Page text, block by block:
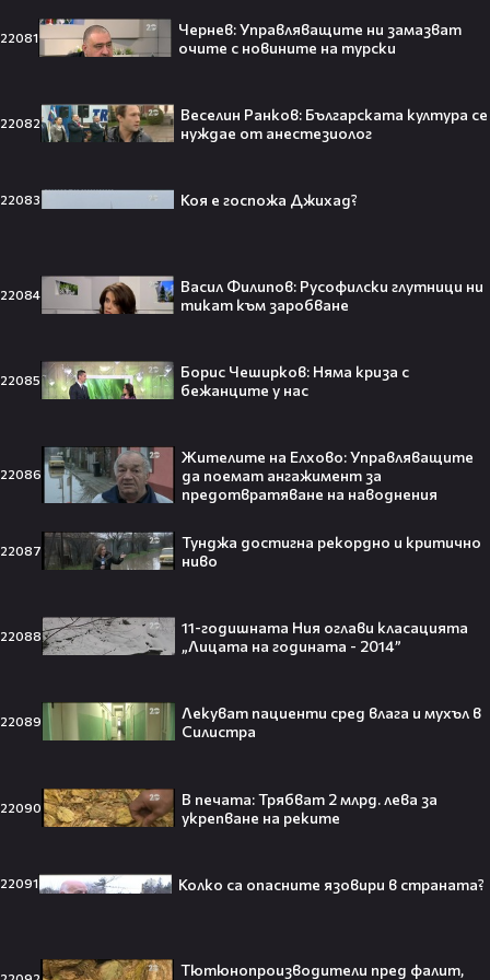
22081
Чернев: Управляващите ни замазват
очите с новините на турски
22082
Веселин Ранков: Българската култура се
нуждае от анестезиолог
22083 Коя е госпожа Джихад?
22084
Васил Филипов: Русофилски глутници ни
тикат към заробване
22085
Борис Чеширков: Няма криза с
бежанците у нас
22086
Жителите на Елхово: Управляващите
да поемат ангажимент за
предотвратяване на наводнения
22087
Тунджа достигна рекордно и критично
ниво
22088
11-годишната Ния оглави класацията
„Лицата на годината - 2014”
22089
Лекуват пациенти сред влага и мухъл в
Силистра
22090
В печата: Трябват 2 млрд. лева за
укрепване на реките
22091 Колко са опасните язовири в страната?
Тютюнопроизводители пред фалит,
Кой съсипа Фантастичната
🎬👀💥
Селена Гомес празнува рождения
Джон Сина сподели 4 неща, които
могат да съсипят всяко GenZ:
притежават технология за
телепортация!"😯💥
Младата звезда от „Годзила
срещу Конг“ си отиде на 18🕊️
на новия символ във футбола🤩⚽